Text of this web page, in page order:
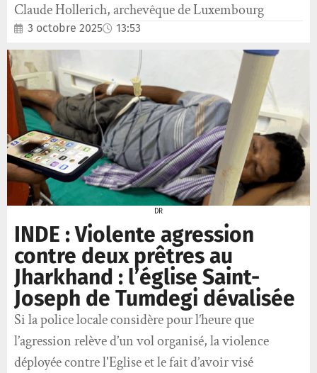
Claude Hollerich, archevêque de Luxembourg
3 octobre 2025 13:53
DR
INDE : Violente agression
contre deux prêtres au
Jharkhand : l’église Saint-
Joseph de Tumdegi dévalisée
Si la police locale considère pour l’heure que
l’agression relève d’un vol organisé, la violence
déployée contre l'Eglise et le fait d’avoir visé